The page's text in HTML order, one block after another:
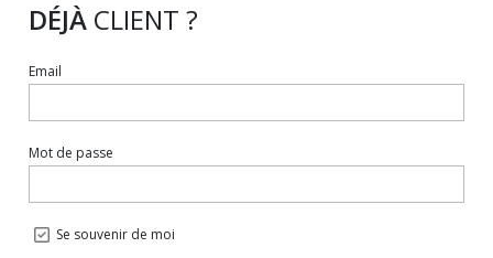
DÉJÀ CLIENT ?
Email
Mot de passe
Se souvenir de moi